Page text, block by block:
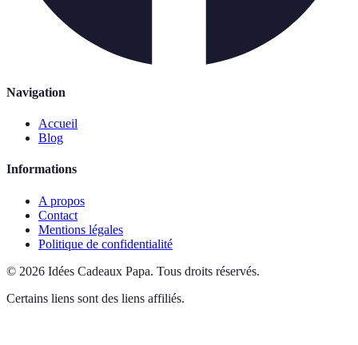
Navigation
Accueil
Blog
Informations
A propos
Contact
Mentions légales
Politique de confidentialité
© 2026 Idées Cadeaux Papa. Tous droits réservés.
Certains liens sont des liens affiliés.